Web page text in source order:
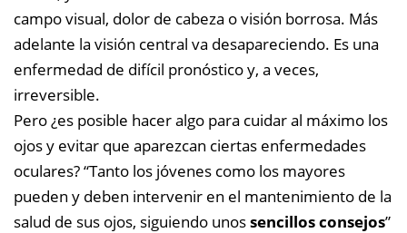
campo visual, dolor de cabeza o visión borrosa. Más
adelante la visión central va desapareciendo. Es una
enfermedad de difícil pronóstico y, a veces,
irreversible.
Pero ¿es posible hacer algo para cuidar al máximo los
ojos y evitar que aparezcan ciertas enfermedades
oculares? “Tanto los jóvenes como los mayores
pueden y deben intervenir en el mantenimiento de la
salud de sus ojos, siguiendo unossencillos consejos”